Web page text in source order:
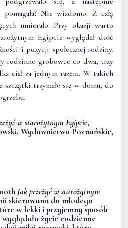
Nie wiadomo. Z całą
umierało. Przy okazji warto
Egipcie wyglądał dość
i pozycji społecznej rodziny.
rodzinne grobowce co dwa, trzy
ciał za jednym razem. W takich
szczątki trzymało się w domu, do
w starożytnym Egipcie,
Wydawnictwo Poznańskie,
Jak przeżyć w starożytnym
skierowana do młodego
w lekki i przyjemny sposób
życie codzienne